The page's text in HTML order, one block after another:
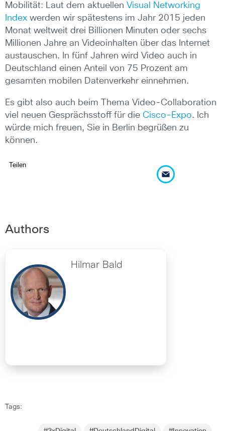
Mobilität: Laut dem aktuellen Visual Networking
Index werden wir spätestens im Jahr 2015 jeden
Monat weltweit drei Billionen Minuten oder sechs
Millionen Jahre an Videoinhalten über das Internet
austauschen. In fünf Jahren wird Video auch in
Deutschland einen Anteil von 75 Prozent am
gesamten mobilen Datenverkehr einnehmen.
Es gibt also auch beim Thema Video-Collaboration
viel neuen Gesprächsstoff für die Cisco-Expo. Ich
würde mich freuen, Sie in Berlin begrüßen zu
können.
Teilen
Authors
Hilmar Bald
Tags: